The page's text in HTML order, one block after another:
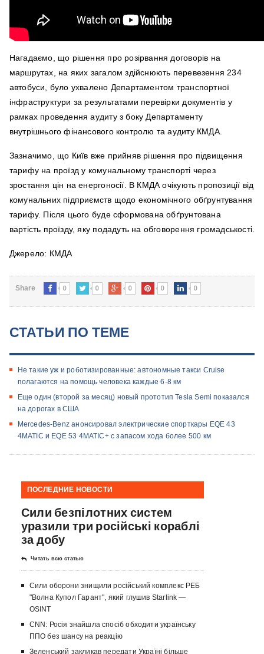
Нагадаємо, що рішення про розірвання договорів на
маршрутах, на яких загалом здійснюють перевезення 234
автобуси, було ухвалено Департаментом транспортної
інфраструктури за результатами перевірки документів у
рамках проведення аудиту з боку Департаменту
внутрішнього фінансового контролю та аудиту КМДА.
Зазначимо, що Київ вже прийняв рішення про підвищення
тарифу на проїзд у комунальному транспорті через
зростання цін на енергоносії. В КМДА очікують пропозиції від
комунальних підприємств щодо економічного обґрунтування
тарифу. Після цього буде сформована обґрунтована
вартість проїзду, яку подадуть на обговорення громадськості.
Джерело: КМДА
Share 0 0 0 0 0
СТАТЬИ ПО ТЕМЕ
Не такие уж и роботизированные: автономные такси Cruise
полагаются на помощь человека каждые 6-8 км
Еще один (второй за месяц) новый прототип Tesla Semi показался
на дорогах в США
Mercedes-Benz анонсировал электрические спорткары EQE 43
4MATIC и EQE 53 4MATIC+ с запасом хода более 500 км
ПОСЛЕДНИЕ НОВОСТИ
Сили безпілотних систем
уразили три російські кораблі
за добу
Читать всю статью
Сили оборони знищили російський комплекс РЕБ
"Волна Купол Гарант", який глушив Starlink —
OSINT
CNN: Росія знайшла спосіб обходити українську
ППО без шансу на реакцію
Зеленський закликав передати Україні більше